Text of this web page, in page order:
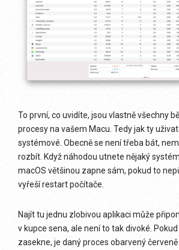
To první, co uvidíte, jsou vlastně všechny
procesy na vašem Macu. Tedy jak ty
systémové. Obecně se není třeba bát,
rozbít. Když náhodou utnete nějaký
macOS většinou zapne sám, pokud to
vyřeší restart počítače.
Najít tu jednu zlobivou aplikaci může
v kupce sena, ale není to tak divoké.
zasekne, je daný proces obarvený